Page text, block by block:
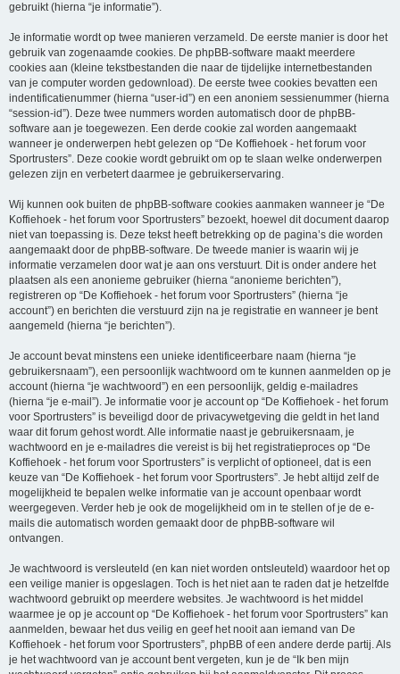
gebruikt (hierna “je informatie”).
Je informatie wordt op twee manieren verzameld. De eerste manier is door het
gebruik van zogenaamde cookies. De phpBB-software maakt meerdere
cookies aan (kleine tekstbestanden die naar de tijdelijke internetbestanden
van je computer worden gedownload). De eerste twee cookies bevatten een
indentificatienummer (hierna “user-id”) en een anoniem sessienummer (hierna
“session-id”). Deze twee nummers worden automatisch door de phpBB-
software aan je toegewezen. Een derde cookie zal worden aangemaakt
wanneer je onderwerpen hebt gelezen op “De Koffiehoek - het forum voor
Sportrusters”. Deze cookie wordt gebruikt om op te slaan welke onderwerpen
gelezen zijn en verbetert daarmee je gebruikerservaring.
Wij kunnen ook buiten de phpBB-software cookies aanmaken wanneer je “De
Koffiehoek - het forum voor Sportrusters” bezoekt, hoewel dit document daarop
niet van toepassing is. Deze tekst heeft betrekking op de pagina’s die worden
aangemaakt door de phpBB-software. De tweede manier is waarin wij je
informatie verzamelen door wat je aan ons verstuurt. Dit is onder andere het
plaatsen als een anonieme gebruiker (hierna “anonieme berichten”),
registreren op “De Koffiehoek - het forum voor Sportrusters” (hierna “je
account”) en berichten die verstuurd zijn na je registratie en wanneer je bent
aangemeld (hierna “je berichten”).
Je account bevat minstens een unieke identificeerbare naam (hierna “je
gebruikersnaam”), een persoonlijk wachtwoord om te kunnen aanmelden op je
account (hierna “je wachtwoord”) en een persoonlijk, geldig e-mailadres
(hierna “je e-mail”). Je informatie voor je account op “De Koffiehoek - het forum
voor Sportrusters” is beveiligd door de privacywetgeving die geldt in het land
waar dit forum gehost wordt. Alle informatie naast je gebruikersnaam, je
wachtwoord en je e-mailadres die vereist is bij het registratieproces op “De
Koffiehoek - het forum voor Sportrusters” is verplicht of optioneel, dat is een
keuze van “De Koffiehoek - het forum voor Sportrusters”. Je hebt altijd zelf de
mogelijkheid te bepalen welke informatie van je account openbaar wordt
weergegeven. Verder heb je ook de mogelijkheid om in te stellen of je de e-
mails die automatisch worden gemaakt door de phpBB-software wil
ontvangen.
Je wachtwoord is versleuteld (en kan niet worden ontsleuteld) waardoor het op
een veilige manier is opgeslagen. Toch is het niet aan te raden dat je hetzelfde
wachtwoord gebruikt op meerdere websites. Je wachtwoord is het middel
waarmee je op je account op “De Koffiehoek - het forum voor Sportrusters” kan
aanmelden, bewaar het dus veilig en geef het nooit aan iemand van De
Koffiehoek - het forum voor Sportrusters”, phpBB of een andere derde partij. Als
je het wachtwoord van je account bent vergeten, kun je de “Ik ben mijn